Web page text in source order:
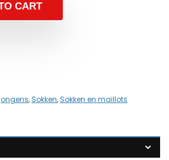
CART
, Sokken, Sokken en maillots